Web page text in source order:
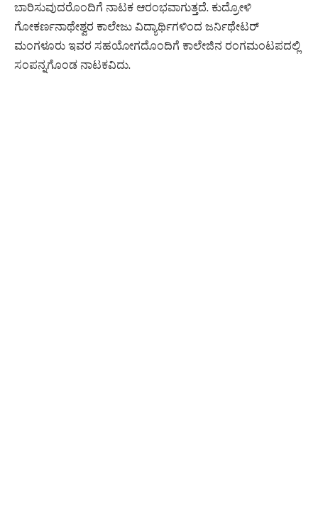
ಬಾರಿಸುವುದರೊಂದಿಗೆ ನಾಟಕ ಆರಂಭವಾಗುತ್ತದೆ. ಕುದ್ರೋಳಿ
ಗೋಕರ್ಣನಾಥೇಶ್ವರ ಕಾಲೇಜು ವಿದ್ಯಾರ್ಥಿಗಳಿಂದ ಜರ್ನಿಥೇಟರ್
ಮಂಗಳೂರು ಇವರ ಸಹಯೋಗದೊಂದಿಗೆ ಕಾಲೇಜಿನ ರಂಗಮಂಟಪದಲ್ಲಿ
ಸಂಪನ್ನಗೊಂಡ ನಾಟಕವಿದು.